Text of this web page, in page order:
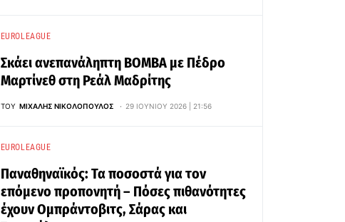
EUROLEAGUE
Σκάει ανεπανάληπτη ΒΟΜΒΑ με Πέδρο
Μαρτίνεθ στη Ρεάλ Μαδρίτης
ΤΟΥ ΜΙΧΆΛΗΣ ΝΙΚΟΛΌΠΟΥΛΟΣ 29 ΙΟΥΝΊΟΥ 2026 | 21:56
EUROLEAGUE
Παναθηναϊκός: Τα ποσοστά για τον
επόμενο προπονητή – Πόσες πιθανότητες
έχουν Ομπράντοβιτς, Σάρας και